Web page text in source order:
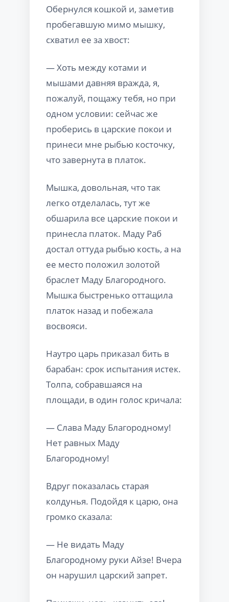
Обернулся кошкой и, заметив
пробегавшую мимо мышку,
схватил ее за хвост:
— Хоть между котами и
мышами давняя вражда, я,
пожалуй, пощажу тебя, но при
одном условии: сейчас же
проберись в царские покои и
принеси мне рыбью косточку,
что завернута в платок.
Мышка, довольная, что так
легко отделалась, тут же
обшарила все царские покои и
принесла платок. Маду Раб
достал оттуда рыбью кость, а на
ее место положил золотой
браслет Маду Благородного.
Мышка быстренько оттащила
платок назад и побежала
восвояси.
Наутро царь приказал бить в
барабан: срок испытания истек.
Толпа, собравшаяся на
площади, в один голос кричала:
— Слава Маду Благородному!
Нет равных Маду
Благородному!
Вдруг показалась старая
колдунья. Подойдя к царю, она
громко сказала:
— Не видать Маду
Благородному руки Айзе! Вчера
он нарушил царский запрет.